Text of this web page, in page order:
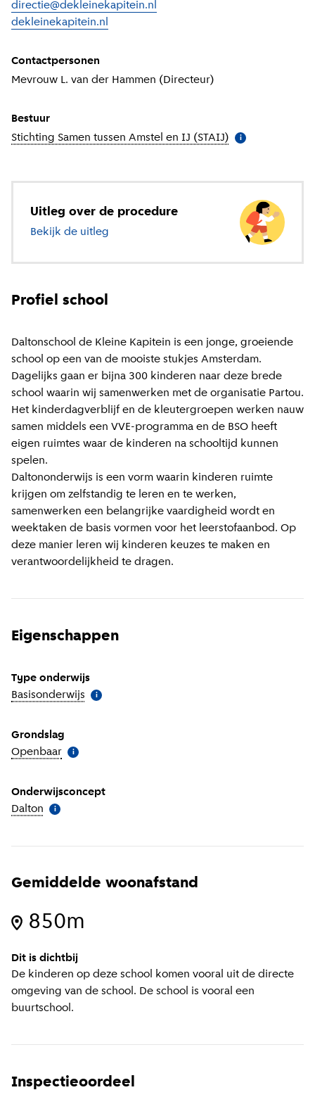
directie@dekleinekapitein.nl
dekleinekapitein.nl
Contactpersonen
Mevrouw L. van der Hammen (Directeur)
Bestuur
Stichting Samen tussen Amstel en IJ (STAIJ) Meer informatie
i
Uitleg over de procedure
Bekijk de uitleg
Profiel school
Daltonschool de Kleine Kapitein is een jonge, groeiende
school op een van de mooiste stukjes Amsterdam.
Dagelijks gaan er bijna 300 kinderen naar deze brede
school waarin wij samenwerken met de organisatie Partou.
Het kinderdagverblijf en de kleutergroepen werken nauw
samen middels een VVE-programma en de BSO heeft
eigen ruimtes waar de kinderen na schooltijd kunnen
spelen.
Daltononderwijs is een vorm waarin kinderen ruimte
krijgen om zelfstandig te leren en te werken,
samenwerken een belangrijke vaardigheid wordt en
weektaken de basis vormen voor het leerstofaanbod. Op
deze manier leren wij kinderen keuzes te maken en
verantwoordelijkheid te dragen.
Eigenschappen
Type onderwijs
Basisonderwijs Meer informatie
i
Grondslag
Openbaar Meer informatie
i
Onderwijsconcept
Dalton Meer informatie
i
Gemiddelde woonafstand
850m
Dit is dichtbij
De kinderen op deze school komen vooral uit de directe
omgeving van de school. De school is vooral een
buurtschool.
Inspectieoordeel